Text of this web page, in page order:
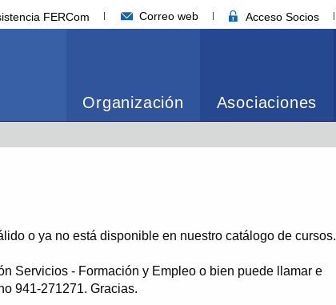
FERCom Correo web Acceso Socios
Organización Asociaciones
o ya no está disponible en nuestro catálogo de cursos.
Servicios - Formación y Empleo o bien puede llamar e
941-271271. Gracias.